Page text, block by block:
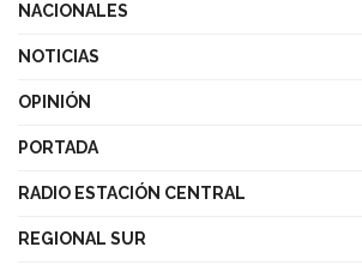
NACIONALES
NOTICIAS
OPINIÓN
PORTADA
RADIO ESTACIÓN CENTRAL
REGIONAL SUR